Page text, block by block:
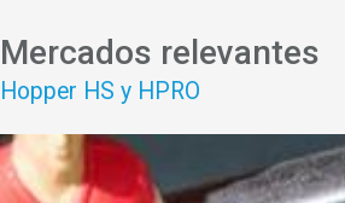
Mercados relevantes
Hopper HS y HPRO